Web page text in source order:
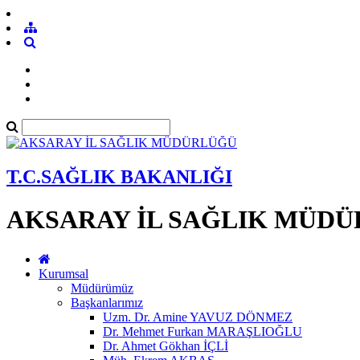
T.C.SAĞLIK BAKANLIĞI
AKSARAY İL SAĞLIK
Kurumsal
Müdürümüz
Başkanlarımız
Uzm. Dr. Amine YAVUZ DÖNMEZ
Dr. Mehmet Furkan MARAŞLIOĞLU
Dr. Ahmet Gökhan İÇLİ